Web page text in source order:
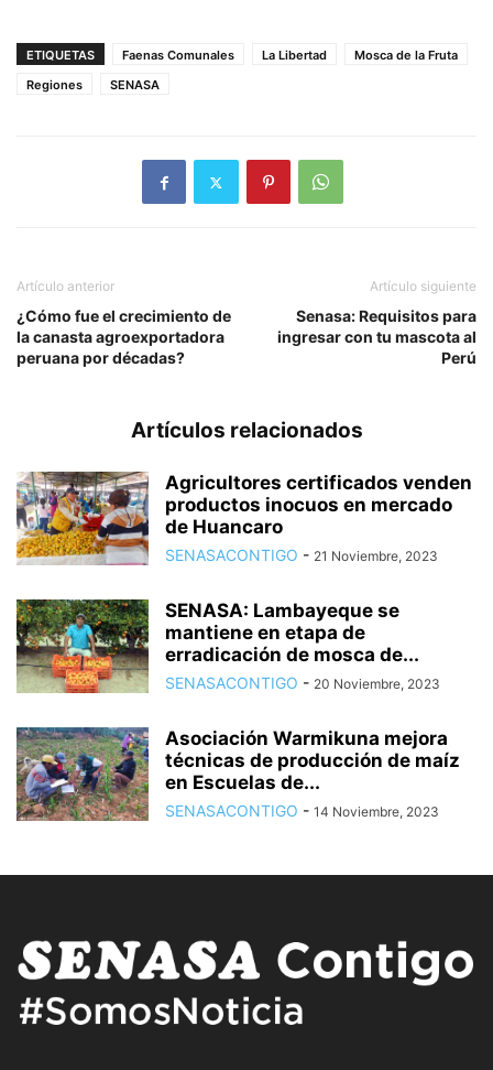
ETIQUETAS Faenas Comunales La Libertad
Mosca de la Fruta
Regiones
SENASA
Artículo anterior
¿Cómo fue el crecimiento de
la canasta agroexportadora
peruana por décadas?
Artículo siguiente
Senasa: Requisitos para
ingresar con tu mascota al
Perú
Artículos relacionados
Agricultores certificados venden
productos inocuos en mercado
de Huancaro
SENASACONTIGO - 21 Noviembre, 2023
SENASA: Lambayeque se
mantiene en etapa de
erradicación de mosca de...
SENASACONTIGO - 20 Noviembre, 2023
Asociación Warmikuna mejora
técnicas de producción de maíz
en Escuelas de...
SENASACONTIGO - 14 Noviembre, 2023